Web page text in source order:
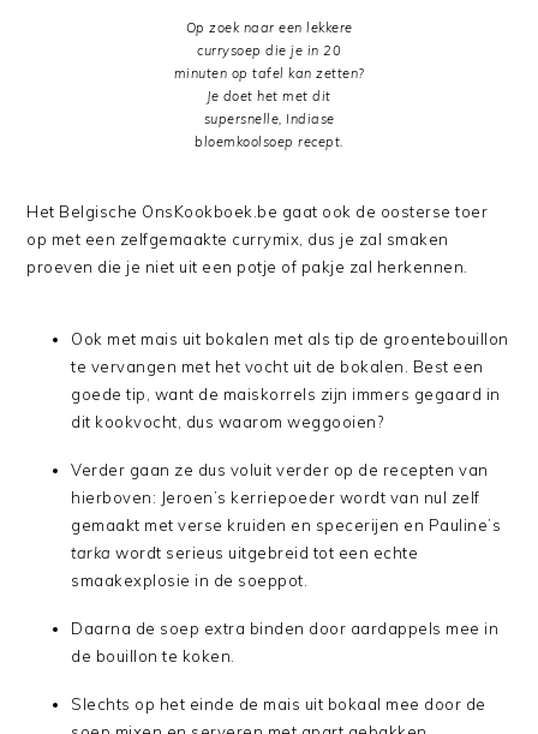
Op zoek naar een lekkere
currysoep die je in 20
minuten op tafel kan zetten?
Je doet het met dit
supersnelle, Indiase
bloemkoolsoep recept.
Het Belgische OnsKookboek.be gaat ook de oosterse toer
op met een zelfgemaakte currymix, dus je zal smaken
proeven die je niet uit een potje of pakje zal herkennen.
Ook met mais uit bokalen met als tip de groentebouillon
te vervangen met het vocht uit de bokalen. Best een
goede tip, want de maiskorrels zijn immers gegaard in
dit kookvocht, dus waarom weggooien?
Verder gaan ze dus voluit verder op de recepten van
hierboven: Jeroen’s kerriepoeder wordt van nul zelf
gemaakt met verse kruiden en specerijen en Pauline’s
tarka wordt serieus uitgebreid tot een echte
smaakexplosie in de soeppot.
Daarna de soep extra binden door aardappels mee in
de bouillon te koken.
Slechts op het einde de mais uit bokaal mee door de